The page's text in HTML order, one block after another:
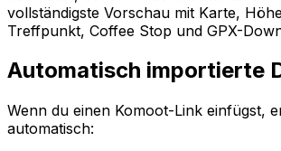
vollständigste Vorschau mit Karte,
Treffpunkt, Coffee Stop und GPX-
Automatisch importierte
Wenn du einen Komoot-Link einfügst,
automatisch: